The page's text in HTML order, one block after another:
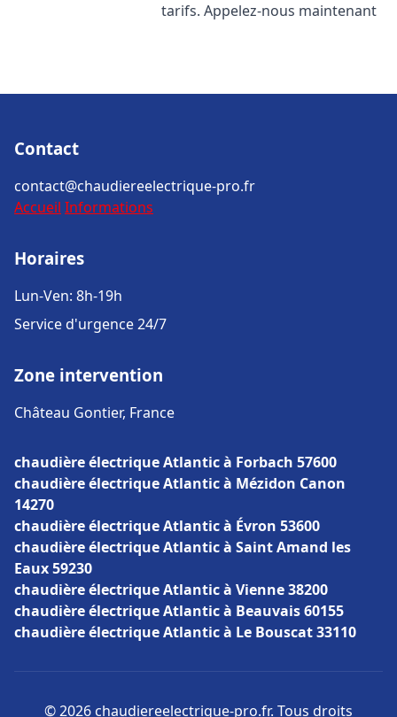
tarifs. Appelez-nous maintenant
Contact
contact@chaudiereelectrique-pro.fr
Accueil Informations
Horaires
Lun-Ven: 8h-19h
Service d'urgence 24/7
Zone intervention
Château Gontier, France
chaudière électrique Atlantic à Forbach 57600
chaudière électrique Atlantic à Mézidon Canon
14270
chaudière électrique Atlantic à Évron 53600
chaudière électrique Atlantic à Saint Amand les
Eaux 59230
chaudière électrique Atlantic à Vienne 38200
chaudière électrique Atlantic à Beauvais 60155
chaudière électrique Atlantic à Le Bouscat 33110
© 2026 chaudiereelectrique-pro.fr. Tous droits